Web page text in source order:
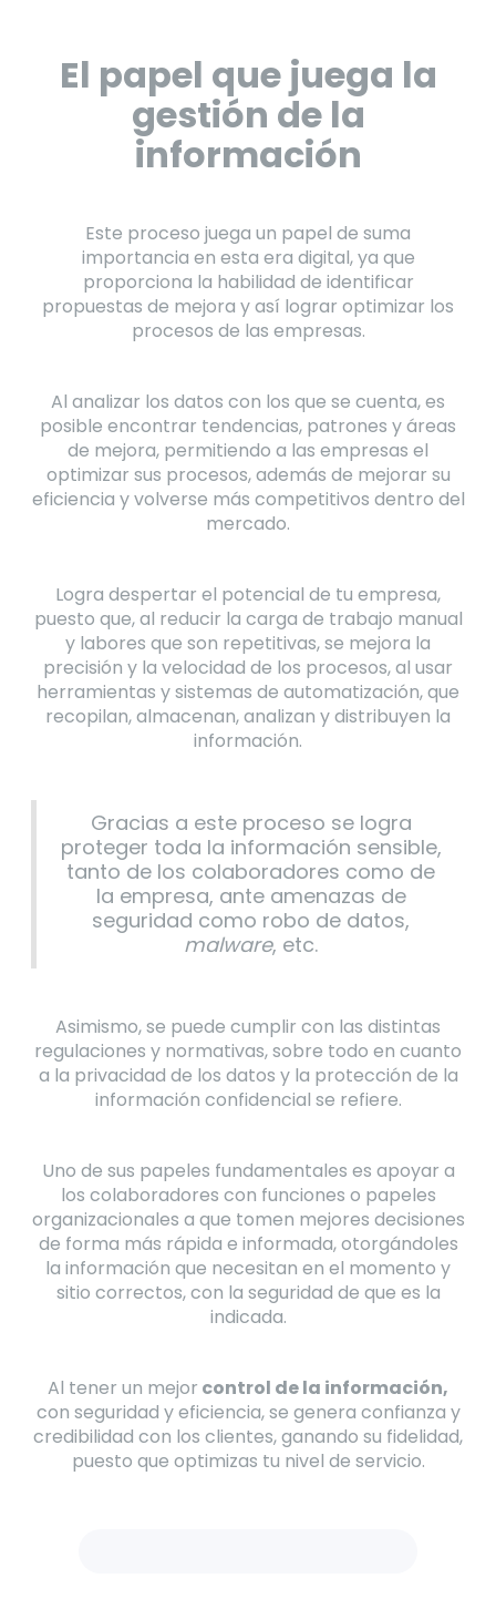
El papel que juega la
gestión de la
información
Este proceso juega un papel de suma
importancia en esta era digital, ya que
proporciona la habilidad de identificar
propuestas de mejora y así lograr optimizar los
procesos de las empresas.
Al analizar los datos con los que se cuenta, es
posible encontrar tendencias, patrones y áreas
de mejora, permitiendo a las empresas el
optimizar sus procesos, además de mejorar su
eficiencia y volverse más competitivos dentro del
mercado.
Logra despertar el potencial de tu empresa,
puesto que, al reducir la carga de trabajo manual
y labores que son repetitivas, se mejora la
precisión y la velocidad de los procesos, al usar
herramientas y sistemas de automatización, que
recopilan, almacenan, analizan y distribuyen la
información.
Gracias a este proceso se logra
proteger toda la información sensible,
tanto de los colaboradores como de
la empresa, ante amenazas de
seguridad como robo de datos,
malware, etc.
Asimismo, se puede cumplir con las distintas
regulaciones y normativas, sobre todo en cuanto
a la privacidad de los datos y la protección de la
información confidencial se refiere.
Uno de sus papeles fundamentales es apoyar a
los colaboradores con funciones o papeles
organizacionales a que tomen mejores decisiones
de forma más rápida e informada, otorgándoles
la información que necesitan en el momento y
sitio correctos, con la seguridad de que es la
indicada.
Al tener un mejor control de la información,
con seguridad y eficiencia, se genera confianza y
credibilidad con los clientes, ganando su fidelidad,
puesto que optimizas tu nivel de servicio.